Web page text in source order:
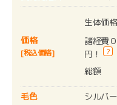
価格
[税込価格]
生体価格
諸経費０
円！
?
総額
毛色
シルバ